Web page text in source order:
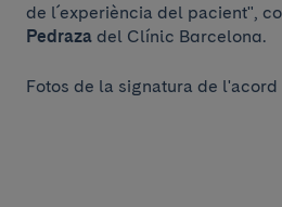
de l´experiència del pacient",
Pedraza del Clínic Barcelona.
Fotos de la signatura de l'acord